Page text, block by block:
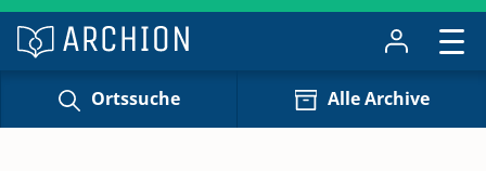
Ortssuche Alle Archive